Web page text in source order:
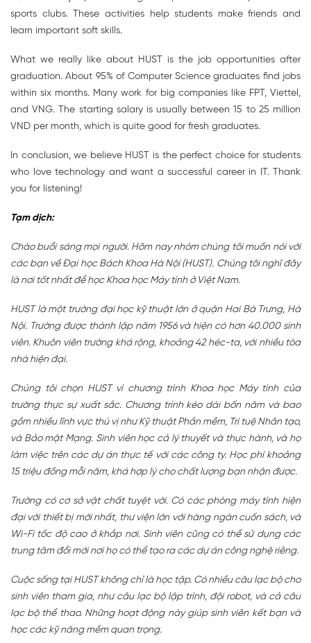
sports clubs. These activities help students make friends and
learn important soft skills.
What we really like about HUST is the job opportunities after
graduation. About 95% of Computer Science graduates find jobs
within six months. Many work for big companies like FPT, Viettel,
and VNG. The starting salary is usually between 15 to 25 million
VND per month, which is quite good for fresh graduates.
In conclusion, we believe HUST is the perfect choice for students
who love technology and want a successful career in IT. Thank
you for listening!
Tạm dịch:
Chào buổi sáng mọi người. Hôm nay nhóm chúng tôi muốn nói với
các bạn về Đại học Bách Khoa Hà Nội (HUST). Chúng tôi nghĩ đây
là nơi tốt nhất để học Khoa học Máy tính ở Việt Nam.
HUST là một trường đại học kỹ thuật lớn ở quận Hai Bà Trưng, Hà
Nội. Trường được thành lập năm 1956 và hiện có hơn 40.000 sinh
viên. Khuôn viên trường khá rộng, khoảng 42 héc-ta, với nhiều tòa
nhà hiện đại.
Chúng tôi chọn HUST vì chương trình Khoa học Máy tính của
trường thực sự xuất sắc. Chương trình kéo dài bốn năm và bao
gồm nhiều lĩnh vực thú vị như Kỹ thuật Phần mềm, Trí tuệ Nhân tạo,
và Bảo mật Mạng. Sinh viên học cả lý thuyết và thực hành, và họ
làm việc trên các dự án thực tế với các công ty. Học phí khoảng
15 triệu đồng mỗi năm, khá hợp lý cho chất lượng bạn nhận được.
Trường có cơ sở vật chất tuyệt vời. Có các phòng máy tính hiện
đại với thiết bị mới nhất, thư viện lớn với hàng ngàn cuốn sách, và
Wi-Fi tốc độ cao ở khắp nơi. Sinh viên cũng có thể sử dụng các
trung tâm đổi mới nơi họ có thể tạo ra các dự án công nghệ riêng.
Cuộc sống tại HUST không chỉ là học tập. Có nhiều câu lạc bộ cho
sinh viên tham gia, như câu lạc bộ lập trình, đội robot, và cả câu
lạc bộ thể thao. Những hoạt động này giúp sinh viên kết bạn và
học các kỹ năng mềm quan trọng.